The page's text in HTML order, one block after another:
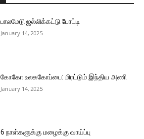
பாலமேடு ஜல்லிக்கட்டு போட்டி
January 14, 2025
கோகோ உலககோப்பை: மிரட்டும் இந்திய அணி
January 14, 2025
6 நாள்களுக்கு மழைக்கு வாய்ப்பு